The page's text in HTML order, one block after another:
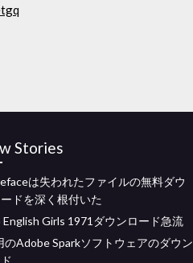
Stories
は失われたファイルの無料ダウ
ドを深く根付いた
English Girls 1971ダウンロード急流
のAdobe Sparkソフトウェアのダウン